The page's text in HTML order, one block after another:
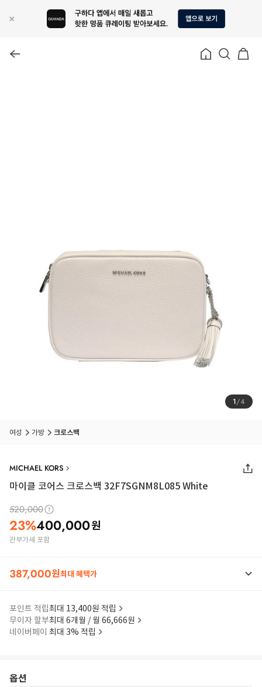
1/4
여성 가방 크로스백
MICHAEL KORS
마이클 코어스 크로스백 32F7SGNM8L085 White
520,000
23%400,000원
관부가세 포함
387,000원최대 혜택가
포인트 적립최대 13,400원 적립
무이자 할부최대 6개월 / 월 66,666원
네이버페이 최대 3% 적립
옵션